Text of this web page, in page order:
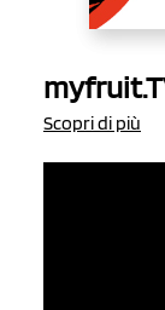
Scopri di più